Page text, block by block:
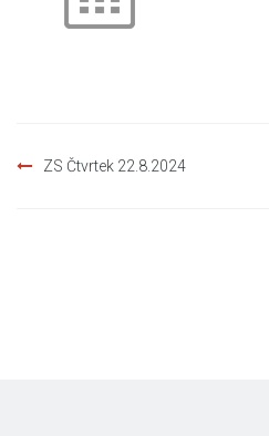
Post
ZS Čtvrtek 22.8.2024